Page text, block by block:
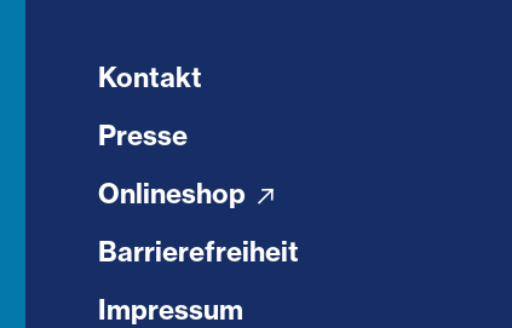
Kontakt
Presse
Onlineshop
Barrierefreiheit
Impressum